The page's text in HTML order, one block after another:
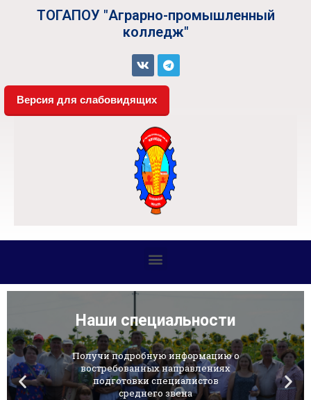
ТОГАПОУ "Аграрно-промышленный
колледж"
Версия для слабовидящих
Наши специальности
Получи подробную информацию о
востребованных направлениях
подготовки специалистов
среднего звена